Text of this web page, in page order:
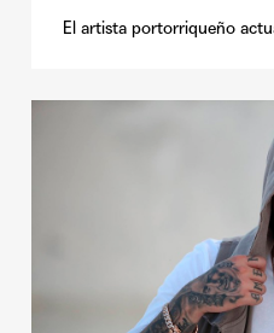
El artista portorriqueño